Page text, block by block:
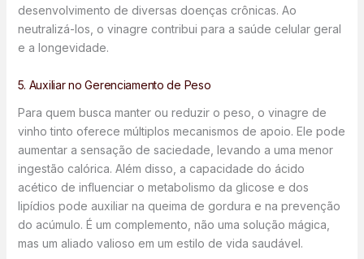
desenvolvimento de diversas doenças crônicas. Ao
neutralizá-los, o vinagre contribui para a saúde celular geral
e a longevidade.
5. Auxiliar no Gerenciamento de Peso
Para quem busca manter ou reduzir o peso, o vinagre de
vinho tinto oferece múltiplos mecanismos de apoio. Ele pode
aumentar a sensação de saciedade, levando a uma menor
ingestão calórica. Além disso, a capacidade do ácido
acético de influenciar o metabolismo da glicose e dos
lipídios pode auxiliar na queima de gordura e na prevenção
do acúmulo. É um complemento, não uma solução mágica,
mas um aliado valioso em um estilo de vida saudável.